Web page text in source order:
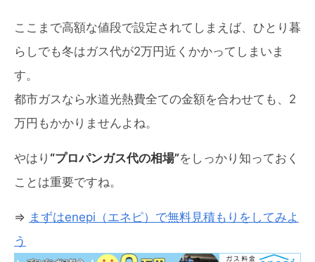
ここまで高額な値段で設定されてしまえば、ひとり暮
らしでも冬はガス代が2万円近くかかってしまいま
す。
都市ガスなら水道光熱費全ての金額を合わせても、2
万円もかかりませんよね。
やはり “プロパンガス代の相場”をしっかり知っておく
ことは重要ですね。
⇒ まずはenepi（エネピ）で無料見積もりをしてみよ
う